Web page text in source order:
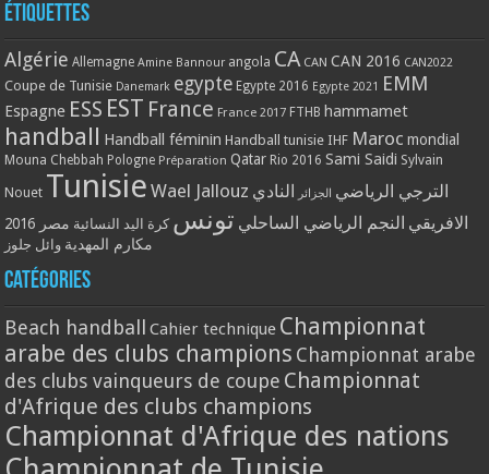
Étiquettes
Algérie Allemagne Amine Bannour angola CA CAN CAN 2016 CAN2022
Coupe de Tunisie Danemark egypte Egypte 2016 Egypte 2021 EMM
Espagne ESS EST France France 2017 FTHB hammamet
handball Handball féminin Handball tunisie IHF Maroc mondial
Mouna Chebbah Pologne Préparation Qatar Rio 2016 Sami Saidi Sylvain
Nouet Tunisie Wael Jallouz الترجي الرياضي الجزائر النادي
الافريقي النجم الرياضي الساحلي تونس كرة اليد النسائية مصر 2016
مكارم المهدية وائل جلوز
Catégories
Beach handball Cahier technique Championnat
arabe des clubs champions Championnat arabe
des clubs vainqueurs de coupe Championnat
d'Afrique des clubs champions
Championnat d'Afrique des nations